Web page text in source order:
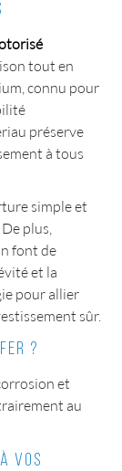
tout en
connu pour
préserve
à tous
simple et
plus,
font de
et la
pour allier
sûr.
?
et
au
vos